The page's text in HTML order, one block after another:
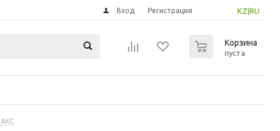
KZ RU
Вход Регистрация
Корзина
пуста